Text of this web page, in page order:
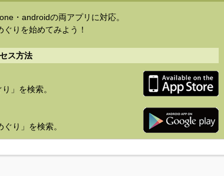
・androidの両アプリに対応。
りを始めてみよう！
ス方法
」を検索。
り」を検索。